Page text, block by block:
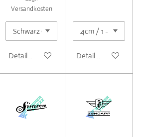
Versandkosten
Details anzeigen Details anzeigen